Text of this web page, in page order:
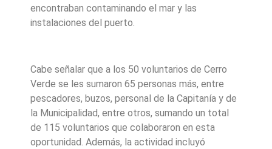
encontraban contaminando el mar y las
instalaciones del puerto.
Cabe señalar que a los 50 voluntarios de Cerro
Verde se les sumaron 65 personas más, entre
pescadores, buzos, personal de la Capitanía y de
la Municipalidad, entre otros, sumando un total
de 115 voluntarios que colaboraron en esta
oportunidad. Además, la actividad incluyó